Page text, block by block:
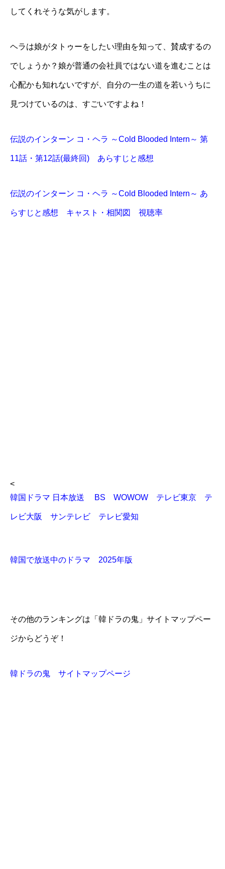
してくれそうな気がします。
ヘラは娘がタトゥーをしたい理由を知って、賛成するの
でしょうか？娘が普通の会社員ではない道を進むことは
心配かも知れないですが、自分の一生の道を若いうちに
見つけているのは、すごいですよね！
伝説のインターン コ・ヘラ ～Cold Blooded Intern～ 第
11話・第12話(最終回) あらすじと感想
伝説のインターン コ・ヘラ ～Cold Blooded Intern～ あ
らすじと感想 キャスト・相関図 視聴率
<
韓国ドラマ 日本放送 BS WOWOW テレビ東京 テ
レビ大阪 サンテレビ テレビ愛知
韓国で放送中のドラマ 2025年版
その他のランキングは「韓ドラの鬼」サイトマップペー
ジからどうぞ！
韓ドラの鬼 サイトマップページ